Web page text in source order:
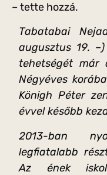
– tette hozzá.
Tabatabai
augusztus 19.
tehetségét már
Négyéves
Königh Péter
évvel később
2013-ban
legfiatalabb
Az ének